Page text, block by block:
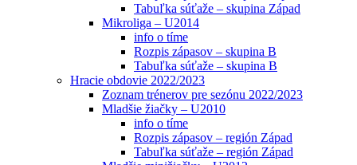
Tabuľka súťaže – skupina Západ
Mikroliga – U2014
info o tíme
Rozpis zápasov – skupina B
Tabuľka súťaže – skupina B
Hracie obdovie 2022/2023
Zoznam trénerov pre sezónu 2022/2023
Mladšie žiačky – U2010
info o tíme
Rozpis zápasov – región Západ
Tabuľka súťaže – región Západ